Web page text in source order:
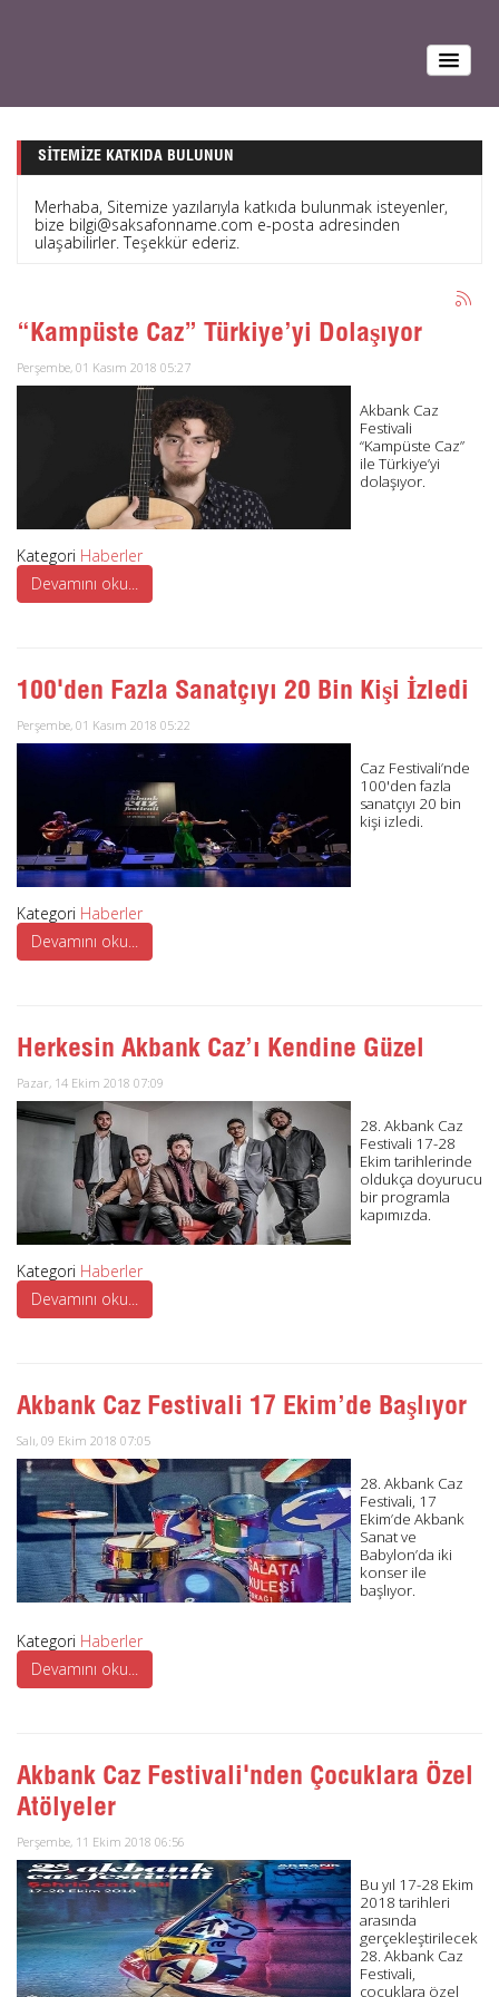
SITEMIZE KATKIDA BULUNUN
Merhaba, Sitemize yazılarıyla katkıda bulunmak isteyenler,
bize bilgi@saksafonname.com e-posta adresinden
ulaşabilirler. Teşekkür ederiz.
“Kampüste Caz” Türkiye’yi Dolaşıyor
Perşembe, 01 Kasım 2018 05:27
Akbank Caz
Festivali
“Kampüste Caz”
ile Türkiye’yi
dolaşıyor.
Kategori Haberler
Devamını oku...
100'den Fazla Sanatçıyı 20 Bin Kişi İzledi
Perşembe, 01 Kasım 2018 05:22
Caz Festivali’nde
100'den fazla
sanatçıyı 20 bin
kişi izledi.
Kategori Haberler
Devamını oku...
Herkesin Akbank Caz’ı Kendine Güzel
Pazar, 14 Ekim 2018 07:09
28. Akbank Caz
Festivali 17-28
Ekim tarihlerinde
oldukça doyurucu
bir programla
kapımızda.
Kategori Haberler
Devamını oku...
Akbank Caz Festivali 17 Ekim’de Başlıyor
Salı, 09 Ekim 2018 07:05
28. Akbank Caz
Festivali, 17
Ekim’de Akbank
Sanat ve
Babylon’da iki
konser ile
başlıyor.
Kategori Haberler
Devamını oku...
Akbank Caz Festivali'nden Çocuklara Özel
Atölyeler
Perşembe, 11 Ekim 2018 06:56
Bu yıl 17-28 Ekim
2018 tarihleri
arasında
gerçekleştirilecek
28. Akbank Caz
Festivali,
çocuklara özel